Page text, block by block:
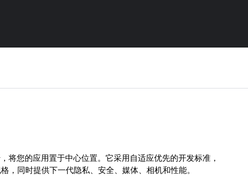
将您的应用置于中心位置。它采用自适应优先的开发标准，
，同时提供下一代隐私、安全、媒体、相机和性能。